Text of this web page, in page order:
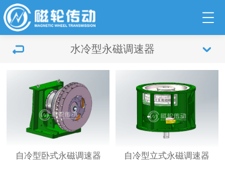
水冷型永磁调速器
自冷型卧式永磁调速器 自冷型立式永磁调速器